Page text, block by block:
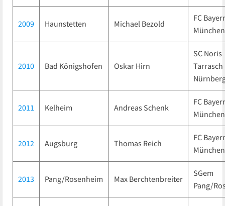
2009 Haunstetten Michael Bezold
FC
München
2010 Bad Königshofen Oskar Hirn
SC Noris
Tarrasch
2011 Kelheim Andreas Schenk
FC
München
2012 Augsburg Thomas Reich
FC
München
2013 Pang/Rosenheim Max Berchtenbreiter
SGem
Pang/